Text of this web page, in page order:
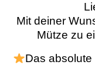
Mit deiner
Mütze zu
Das absolute